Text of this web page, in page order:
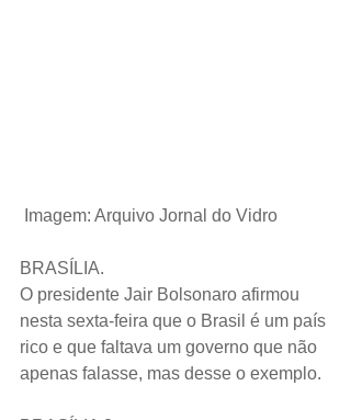
Imagem: Arquivo Jornal do Vidro
BRASÍLIA.
O presidente Jair Bolsonaro afirmou
nesta sexta-feira que o Brasil é um país
rico e que faltava um governo que não
apenas falasse, mas desse o exemplo.